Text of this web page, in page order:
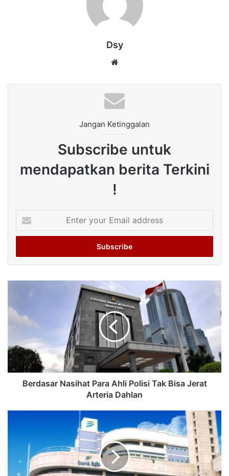
Dsy
Jangan Ketinggalan
Subscribe untuk
mendapatkan berita Terkini
!
your
Email
Berdasar Nasihat Para Ahli Polisi Tak Bisa Jerat
Arteria Dahlan